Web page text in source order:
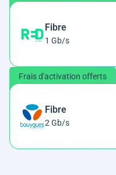
Fibre
1 Gb/s
Frais d'activation offerts
Fibre
2 Gb/s